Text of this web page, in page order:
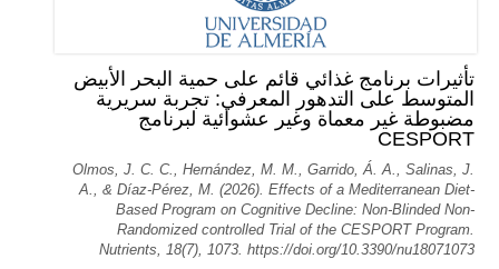
تأثيرات برنامج غذائي قائم على حمية البحر الأبيض
المتوسط على التدهور المعرفي: تجربة سريرية
مضبوطة غير معماة وغير عشوائية لبرنامج
CESPORT
Olmos, J. C. C., Hernández, M. M., Garrido, Á. A., Salinas, J.
A., & Díaz-Pérez, M. (2026). Effects of a Mediterranean Diet-
Based Program on Cognitive Decline: Non-Blinded Non-
Randomized controlled Trial of the CESPORT Program.
Nutrients, 18(7), 1073. https://doi.org/10.3390/nu18071073